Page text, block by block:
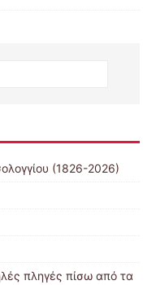
(1826-2026)
πληγές πίσω από τα